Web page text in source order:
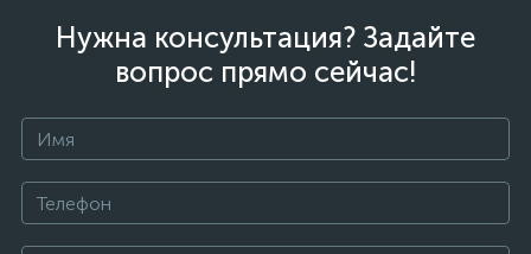
Нужна консультация? Задайте
вопрос прямо сейчас!